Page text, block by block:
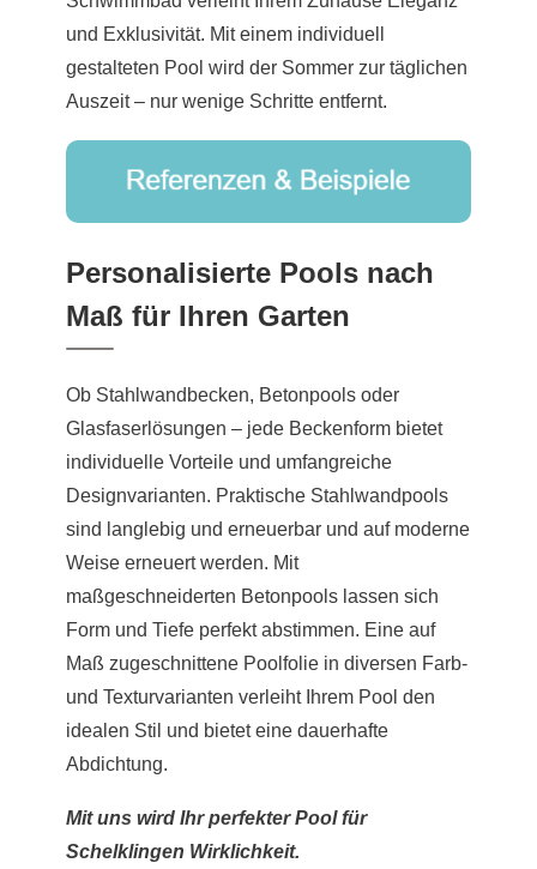
und Exklusivität. Mit einem individuell
gestalteten Pool wird der Sommer zur täglichen
Auszeit – nur wenige Schritte entfernt.
Personalisierte Pools nach
Maß für Ihren Garten
Ob Stahlwandbecken, Betonpools oder
Glasfaserlösungen – jede Beckenform bietet
individuelle Vorteile und umfangreiche
Designvarianten. Praktische Stahlwandpools
sind langlebig und erneuerbar und auf moderne
Weise erneuert werden. Mit
maßgeschneiderten Betonpools lassen sich
Form und Tiefe perfekt abstimmen. Eine auf
Maß zugeschnittene Poolfolie in diversen Farb-
und Texturvarianten verleiht Ihrem Pool den
idealen Stil und bietet eine dauerhafte
Abdichtung.
Mit uns wird Ihr perfekter Pool für
Schelklingen Wirklichkeit.